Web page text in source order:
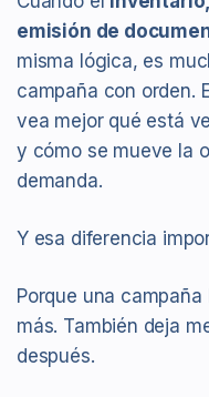
emisión de
misma lógica, es
campaña con orden.
vea mejor qué está
y cómo se mueve la
demanda.
Y esa diferencia
Porque una
más. También deja
después.